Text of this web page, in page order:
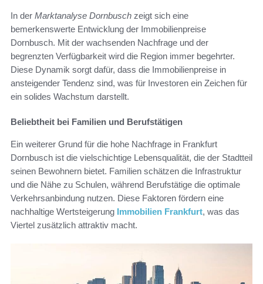
In der Marktanalyse Dornbusch zeigt sich eine
bemerkenswerte Entwicklung der Immobilienpreise
Dornbusch. Mit der wachsenden Nachfrage und der
begrenzten Verfügbarkeit wird die Region immer begehrter.
Diese Dynamik sorgt dafür, dass die Immobilienpreise in
ansteigender Tendenz sind, was für Investoren ein Zeichen für
ein solides Wachstum darstellt.
Beliebtheit bei Familien und Berufstätigen
Ein weiterer Grund für die hohe Nachfrage in Frankfurt
Dornbusch ist die vielschichtige Lebensqualität, die der Stadtteil
seinen Bewohnern bietet. Familien schätzen die Infrastruktur
und die Nähe zu Schulen, während Berufstätige die optimale
Verkehrsanbindung nutzen. Diese Faktoren fördern eine
nachhaltige Wertsteigerung Immobilien Frankfurt, was das
Viertel zusätzlich attraktiv macht.